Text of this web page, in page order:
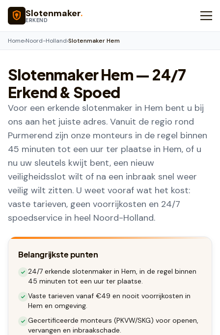
Naar hoofdinhoud
Slotenmaker.
ERKEND
Home›Noord-Holland›Slotenmaker Hem
SlotenmakerHem— 24/7
Erkend & Spoed
Voor een erkende slotenmaker in Hem bent u bij
ons aan het juiste adres. Vanuit de regio rond
Purmerend zijn onze monteurs in de regel binnen
45 minuten tot een uur ter plaatse in Hem, of u
nu uw sleutels kwijt bent, een nieuw
veiligheidsslot wilt of na een inbraak snel weer
veilig wilt zitten. U weet vooraf wat het kost:
vaste tarieven, geen voorrijkosten en 24/7
spoedservice in heel Noord-Holland.
Belangrijkste punten
24/7 erkende slotenmaker in Hem, in de regel binnen
45 minuten tot een uur ter plaatse.
Vaste tarieven vanaf €49 en nooit voorrijkosten in
Hem en omgeving.
Gecertificeerde monteurs (PKVW/SKG) voor openen,
vervangen en inbraakschade.